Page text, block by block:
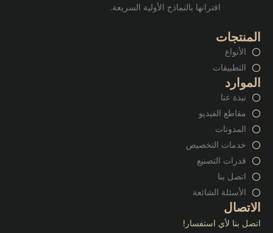
اقترانها بالنماذج الأولية السريعة.
المنتجات
الأنواع
التطبيقات
الموارد
نبذة عنا
مقاطع الفيديو
المدونات
خدمات التخصيص
قدرات التصنيع
اتصل بنا
الأسئلة الشائعة
الاتصال
اتصل بنا لأي استفسار!